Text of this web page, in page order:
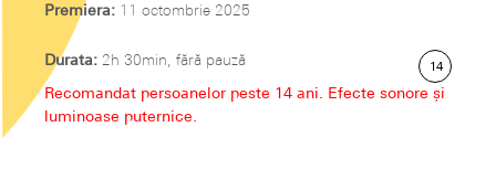
Premiera: 11 octombrie 2025
Durata: 2h 30min, fără pauză 14
Recomandat persoanelor peste 14 ani. Efecte sonore și
luminoase puternice.